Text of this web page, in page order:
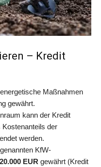
– Kredit
Maßnahmen
gewährt.
kann der Kredit
der
werden.
KfW-
EUR gewährt (Kredit